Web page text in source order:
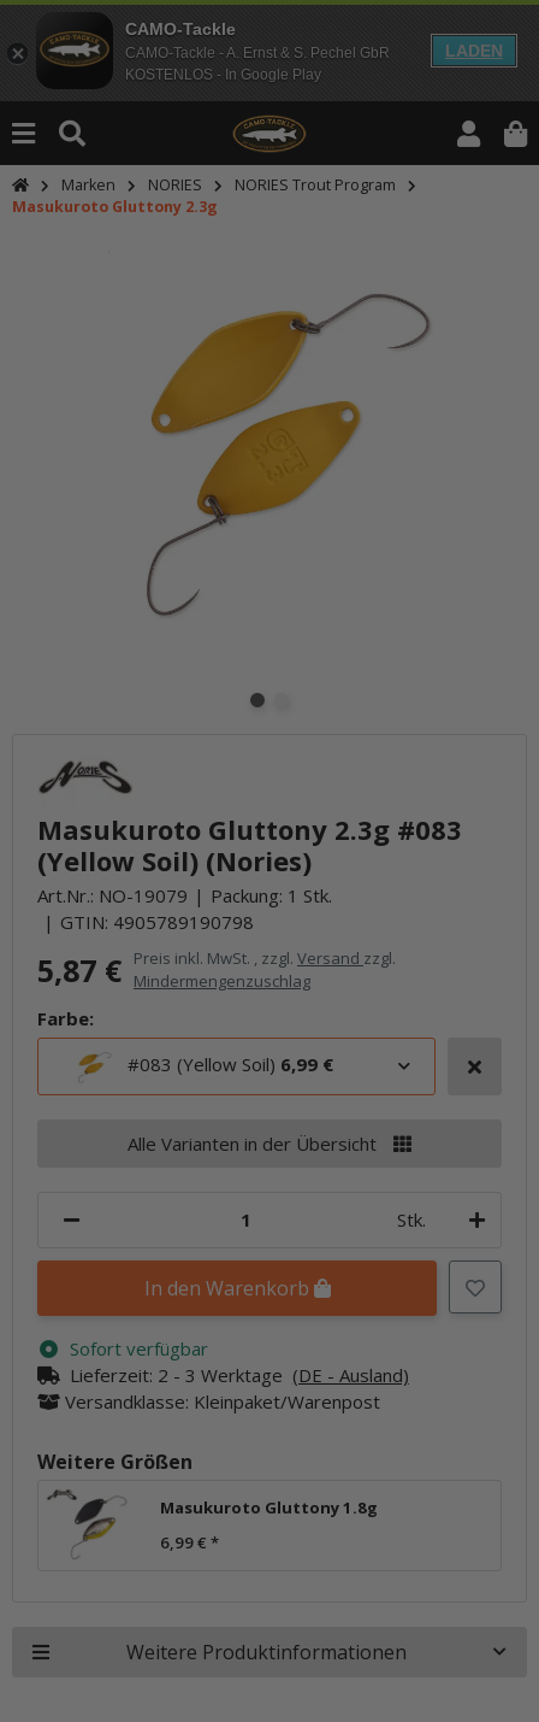
CAMO-Tackle
CAMO-Tackle - A. Ernst & S. Pechel GbR
KOSTENLOS - In Google Play
LADEN
Marken NORIES
NORIES Trout Program
Masukuroto Gluttony 2.3g
Möchtest Du Inhalte von
bitte in den Einstellungen zur
lade
Masukuroto Gluttony 2.3g #083
(Yellow Soil) (Nories)
Art.Nr.: NO-19079
Packung: 1 Stk.
GTIN: 4905789190798
5,87 € Preis inkl. MwSt. , zzgl. Versand zzgl.
Mindermengenzuschlag
Farbe:
#083 (Yellow Soil) 6,99 €
Alle Varianten in der Übersicht
Stk.
In den Warenkorb
Sofort verfügbar
Lieferzeit: 2 - 3 Werktage (DE - Ausland)
Versandklasse: Kleinpaket/Warenpost
Weitere Größen
Masukuroto Gluttony 1.8g
6,99 € *
Weitere Produktinformationen